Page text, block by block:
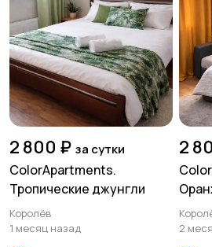
2 800 ₽ за сутки
ColorApartments.
Тропические джунгли
Королёв
1 месяц назад
2
2